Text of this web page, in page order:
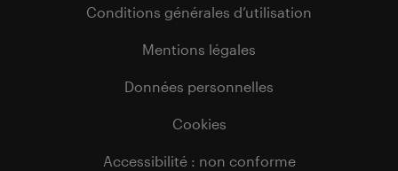
Conditions générales d’utilisation
Mentions légales
Données personnelles
Cookies
Accessibilité : non conforme